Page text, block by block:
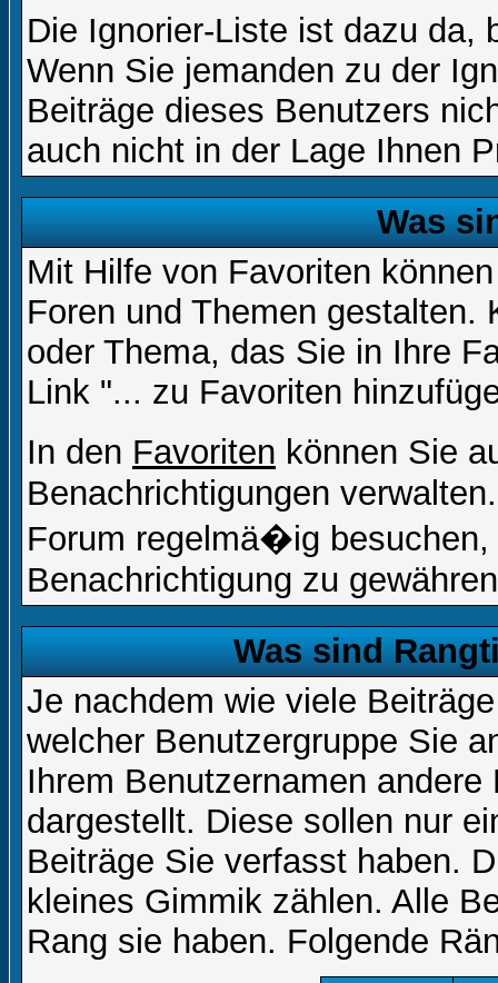
Die Ignorier-Liste ist dazu da,
Wenn Sie jemanden zu der
Beiträge dieses Benutzers
auch nicht in der Lage Ihnen
Was
Mit Hilfe von Favoriten
Foren und Themen
oder Thema, das Sie in Ihre
Link "... zu Favoriten
In den Favoriten können Sie
Benachrichtigungen
Forum regelmä�ig
Benachrichtigung zu
Was sind
Je nachdem wie viele
welcher Benutzergruppe Sie
Ihrem Benutzernamen
dargestellt. Diese sollen nur
Beiträge Sie verfasst haben.
kleines Gimmik zählen. Alle
Rang sie haben. Folgende